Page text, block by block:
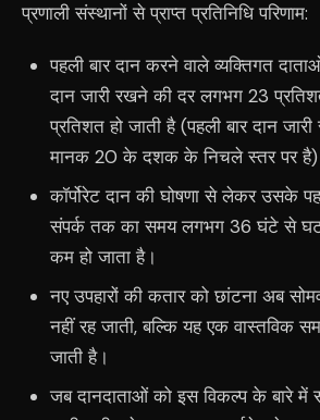
प्रणाली संस्थानों से प्राप्त प्रतिनिधि परिणाम:
पहली बार दान करने वाले व्यक्तिगत
दान जारी रखने की दर लगभग 23
प्रतिशत हो जाती है (पहली बार दान
मानक 20 के दशक के निचले स्तर पर
कॉर्पोरेट दान की घोषणा से लेकर उसके
संपर्क तक का समय लगभग 36 घंटे से
कम हो जाता है।
नए उपहारों की कतार को छांटना अब
नहीं रह जाती, बल्कि यह एक वास्तविक
जाती है।
जब दानदाताओं को इस विकल्प के बारे